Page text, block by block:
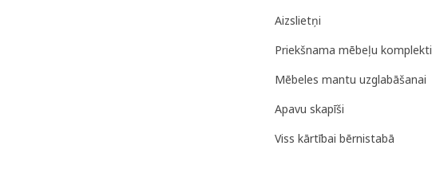
Aizslietņi
Priekšnama mēbeļu komplekti
Mēbeles mantu uzglabāšanai
Apavu skapīši
Viss kārtībai bērnistabā